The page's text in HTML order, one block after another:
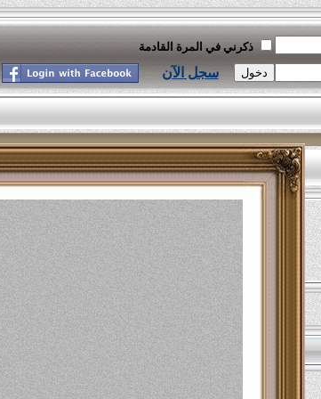
ذكرني في المرة القادمة
سجل الآن
موسوعة النكت